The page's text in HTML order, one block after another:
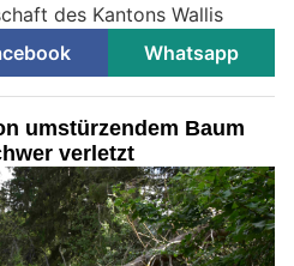
des Kantons Wallis
Whatsapp
umstürzendem Baum
verletzt